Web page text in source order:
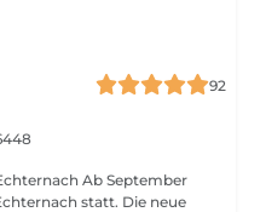
92
statt. Die neue